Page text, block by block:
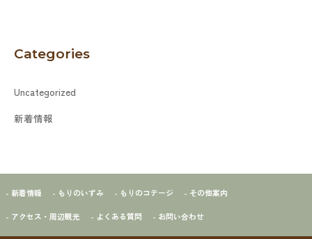
Categories
Uncategorized
新着情報
- 新着情報 - もりのいずみ - もりのコテージ - その他案内
- アクセス・周辺観光 - よくある質問 - お問い合わせ